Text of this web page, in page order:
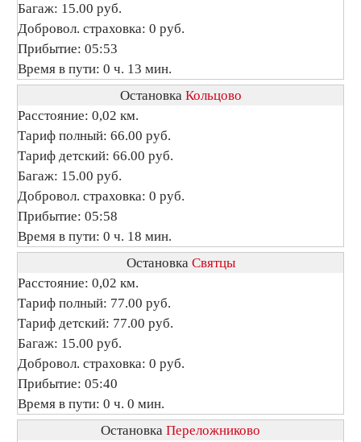
Багаж: 15.00 руб.
Добровол. страховка: 0 руб.
Прибытие: 05:53
Время в пути: 0 ч. 13 мин.
Остановка Кольцово
Расстояние: 0,02 км.
Тариф полный: 66.00 руб.
Тариф детский: 66.00 руб.
Багаж: 15.00 руб.
Добровол. страховка: 0 руб.
Прибытие: 05:58
Время в пути: 0 ч. 18 мин.
Остановка Святцы
Расстояние: 0,02 км.
Тариф полный: 77.00 руб.
Тариф детский: 77.00 руб.
Багаж: 15.00 руб.
Добровол. страховка: 0 руб.
Прибытие: 05:40
Время в пути: 0 ч. 0 мин.
Остановка Переложниково